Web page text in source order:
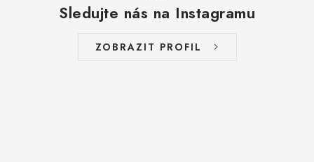
Sledujte nás na Instagramu
ZOBRAZIT PROFIL